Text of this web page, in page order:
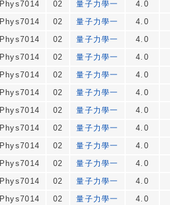
Phys7014 02 量子力學一
4.0
Phys7014 02 量子力學一
4.0
Phys7014 02 量子力學一
4.0
Phys7014 02 量子力學一
4.0
Phys7014 02 量子力學一
4.0
Phys7014 02 量子力學一
4.0
Phys7014 02 量子力學一
4.0
Phys7014 02 量子力學一
4.0
Phys7014 02 量子力學一
4.0
Phys7014 02 量子力學一
4.0
Phys7014 02 量子力學一
4.0
Phys7014 02 量子力學一
4.0